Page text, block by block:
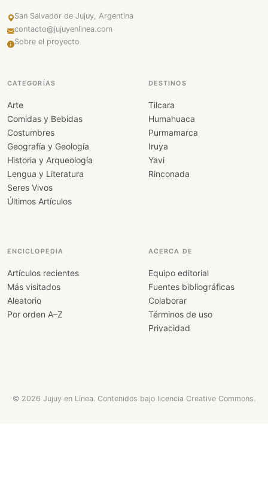
San Salvador de Jujuy, Argentina
contacto@jujuyenlinea.com
Sobre el proyecto
CATEGORÍAS
Arte
Comidas y Bebidas
Costumbres
Geografía y Geología
Historia y Arqueología
Lengua y Literatura
Seres Vivos
Últimos Artículos
DESTINOS
Tilcara
Humahuaca
Purmamarca
Iruya
Yavi
Rinconada
ENCICLOPEDIA
Artículos recientes
Más visitados
Aleatorio
Por orden A–Z
ACERCA DE
Equipo editorial
Fuentes bibliográficas
Colaborar
Términos de uso
Privacidad
© 2026 Jujuy en Línea. Contenidos bajo licencia Creative Commons.